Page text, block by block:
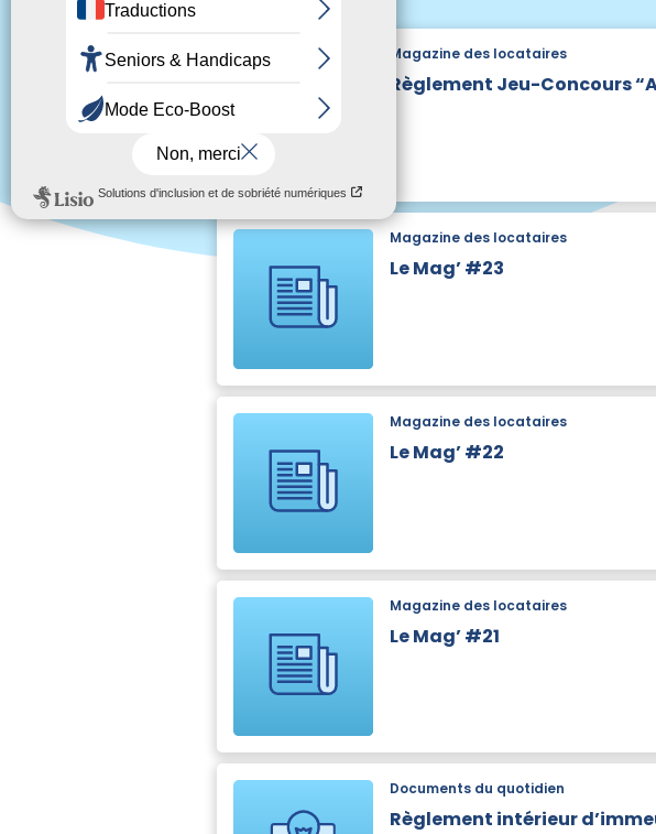
Magazine des locataires
Règlement Jeu-Concours
Magazine des locataires
Le Mag’ #23
Magazine des locataires
Le Mag’ #22
Magazine des locataires
Le Mag’ #21
Documents du quotidien
Règlement intérieur